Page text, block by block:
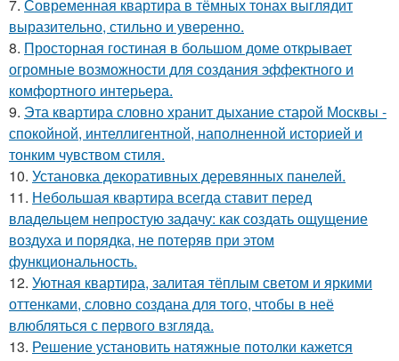
7. Современная квартира в тёмных тонах выглядит
выразительно, стильно и уверенно.
8. Просторная гостиная в большом доме открывает
огромные возможности для создания эффектного и
комфортного интерьера.
9. Эта квартира словно хранит дыхание старой Москвы -
спокойной, интеллигентной, наполненной историей и
тонким чувством стиля.
10. Установка декоративных деревянных панелей.
11. Небольшая квартира всегда ставит перед
владельцем непростую задачу: как создать ощущение
воздуха и порядка, не потеряв при этом
функциональность.
12. Уютная квартира, залитая тёплым светом и яркими
оттенками, словно создана для того, чтобы в неё
влюбляться с первого взгляда.
13. Решение установить натяжные потолки кажется